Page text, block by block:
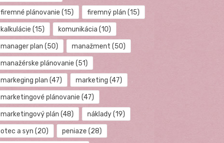
firemné plánovanie (15) firemný plán (15)
kalkulácie (15) komunikácia (10)
manager plan (50) manažment (50)
manažérske plánovanie (51)
markeging plan (47) marketing (47)
marketingové plánovanie (47)
marketingový plán (48) náklady(19)
otec a syn (20) peniaze (28)